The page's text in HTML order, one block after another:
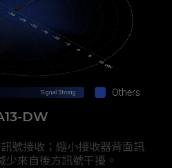
DW
號接收；縮小接收器背面訊
少來自後方訊號干擾。